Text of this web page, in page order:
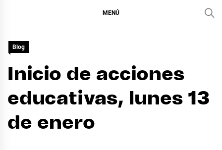
MENÚ
Blog
Inicio de acciones
educativas, lunes 13
de enero